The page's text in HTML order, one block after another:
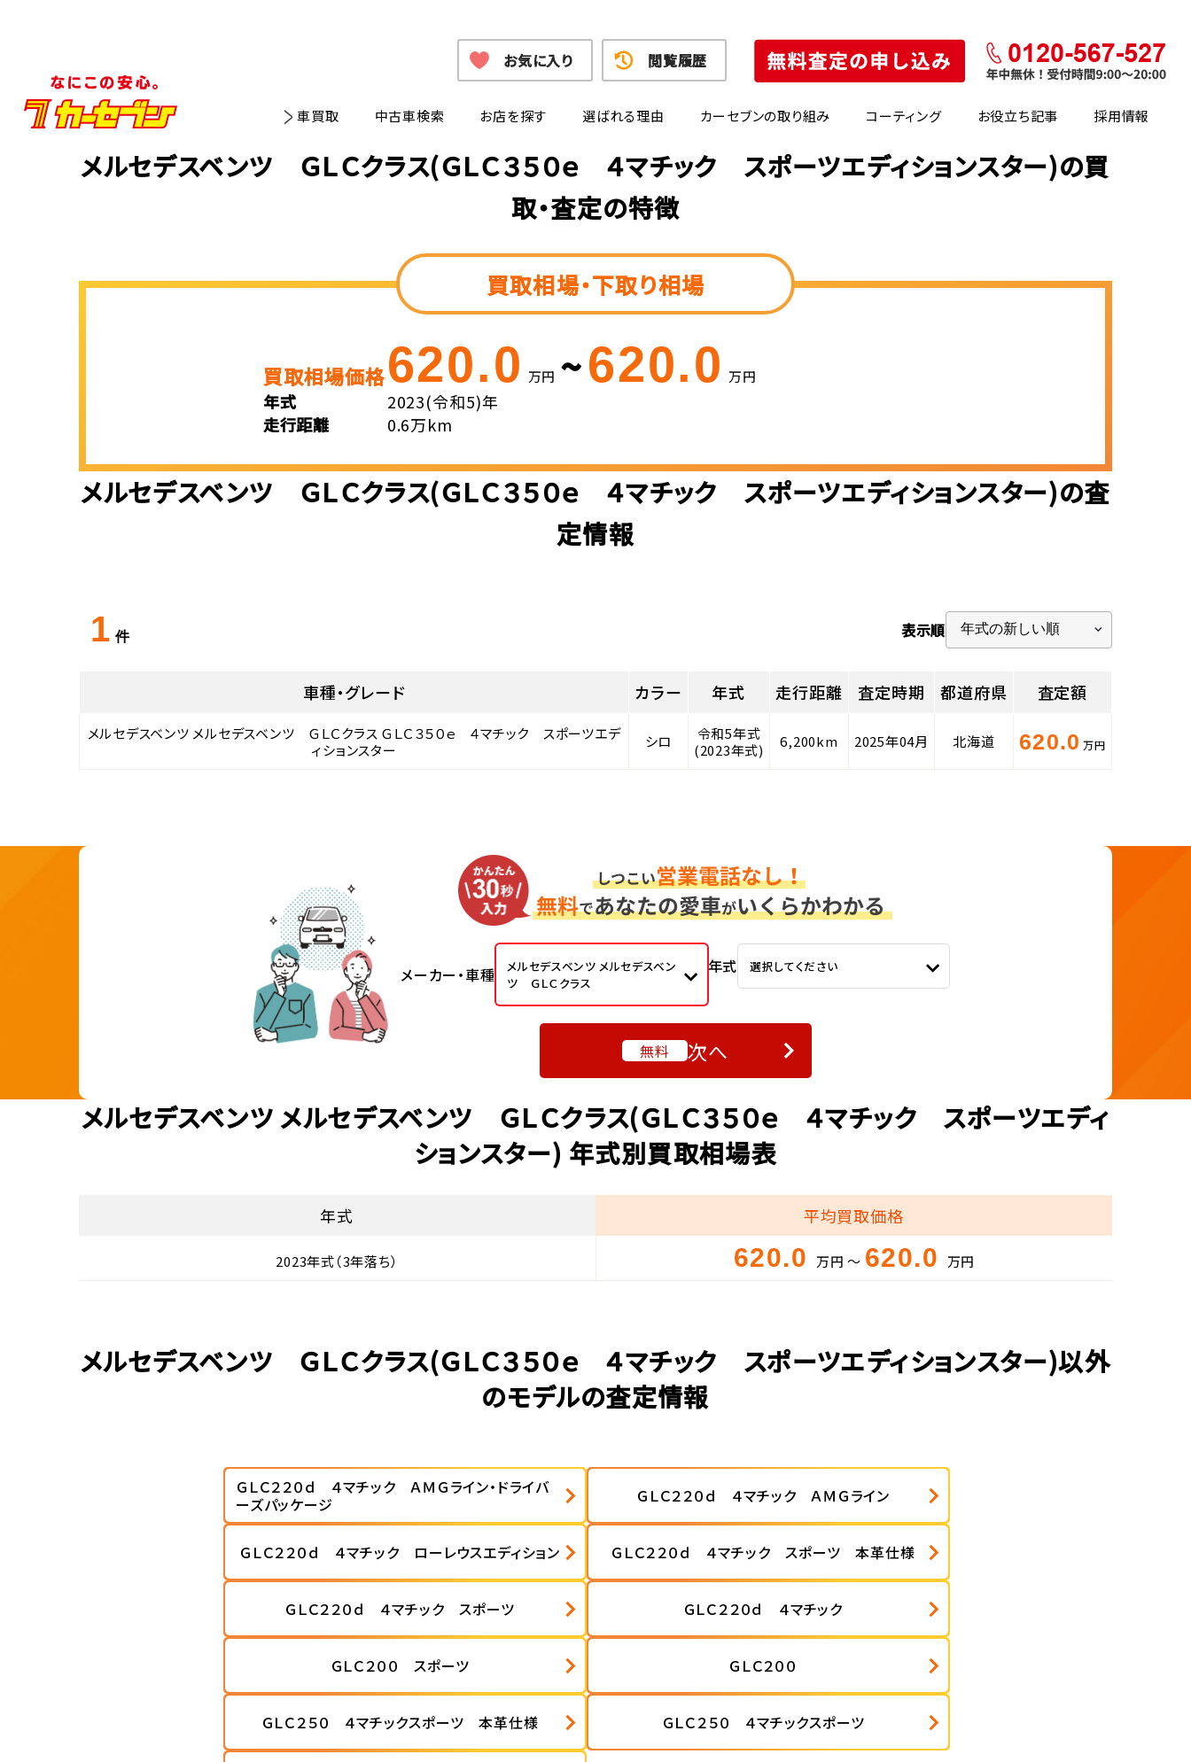
車買取 中古車検索 お店を探す 選ばれる理由 カーセブンの取り組み コーティング お役立ち記事 採用情報
お気に入り 閲覧履歴
メルセデスベンツ ＧＬＣクラス(ＧＬＣ３５０ｅ ４マチック スポーツエディションスター)の買
取・査定の特徴
買取相場・下取り相場
買取相場価格620.0 万円 ~620.0 万円
年式
2023(令和5)年
走行距離
0.6万km
メルセデスベンツ ＧＬＣクラス(ＧＬＣ３５０ｅ ４マチック スポーツエディションスター)の査
定情報
1 件 表示順
車種・グレード カラー 年式 走行距離 査定時期 都道府県 査定額
メルセデスベンツ メルセデスベンツ ＧＬＣクラス ＧＬＣ３５０ｅ ４マチック スポーツエデ
ィションスター
シロ
令和5年式
(2023年式)
6,200km 2025年04月 北海道 620.0 万円
メーカー・車種
メルセデスベンツ メルセデスベン
ツ ＧＬＣクラス
年式 選択してください
無料 次へ
メルセデスベンツ メルセデスベンツ ＧＬＣクラス(ＧＬＣ３５０ｅ ４マチック スポーツエディ
ションスター) 年式別買取相場表
年式 平均買取価格
2023年式（3年落ち） 620.0 万円 ～ 620.0 万円
メルセデスベンツ ＧＬＣクラス(ＧＬＣ３５０ｅ ４マチック スポーツエディションスター)以外
のモデルの査定情報
ＧＬＣ２２０ｄ ４マチック ＡＭＧライン・ドライバ
ーズパッケージ
ＧＬＣ２２０ｄ ４マチック ＡＭＧライン
ＧＬＣ２２０ｄ ４マチック ローレウスエディション ＧＬＣ２２０ｄ ４マチック スポーツ 本革仕様
ＧＬＣ２２０ｄ ４マチック スポーツ ＧＬＣ２２０ｄ ４マチック
ＧＬＣ２００ スポーツ ＧＬＣ２００
ＧＬＣ２５０ ４マチックスポーツ 本革仕様 ＧＬＣ２５０ ４マチックスポーツ